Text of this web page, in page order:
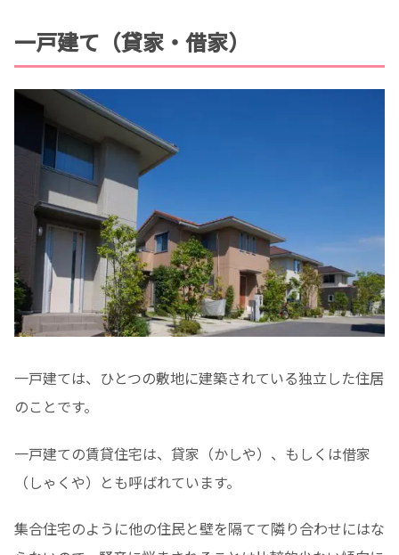
一戸建て（貸家・借家）
一戸建ては、ひとつの敷地に建築されている独立した住居
のことです。
一戸建ての賃貸住宅は、貸家（かしや）、もしくは借家
（しゃくや）とも呼ばれています。
集合住宅のように他の住民と壁を隔てて隣り合わせにはな